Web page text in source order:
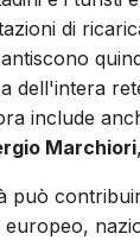
di
dell'intera
include
Marchiori
può
europeo,